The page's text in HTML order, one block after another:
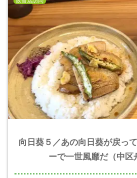
向日葵５／あの向日葵が戻っ
ーで一世風靡だ（中区